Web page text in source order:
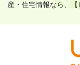
産・住宅情報なら、【